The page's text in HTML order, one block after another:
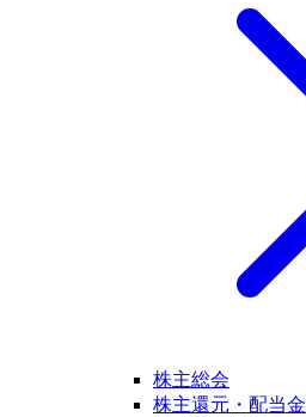
株主総会
株主還元・配当金